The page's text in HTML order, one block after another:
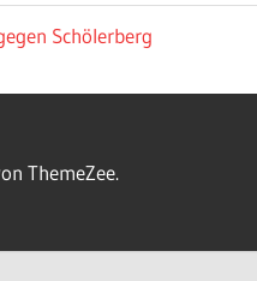
Schölerberg
ThemeZee.